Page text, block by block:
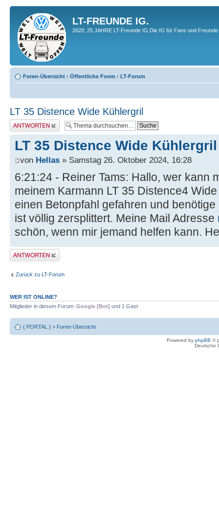
LT-FREUNDE IG.
2020; 25 JAHRE LT-Freunde IG.Die IG für Fans und
Foren-Übersicht ‹ Öffentliche Foren ‹ LT-Forum
LT 35 Distence Wide Kühlergril
Antwort erstellen
LT 35 Distence Wide Kühlergril
von Hellas » Samstag 26. Oktober 2024, 16:28
6:21:24 - Reiner Tams: Hallo, wer kann
meinem Karmann LT 35 Distence4
einen Betonpfahl gefahren und
ist völlig zersplittert. Meine Mail Adresse
schön, wenn mir jemand helfen kann.
Antwort erstellen
Zurück zu LT-Forum
WER IST ONLINE?
Mitglieder in diesem Forum: Google [Bot] und 1 Gast
{ PORTAL } » Foren-Übersicht
Powered by phpBB ©
Deutsche